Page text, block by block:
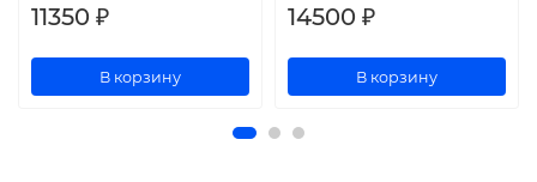
11350 ₽
В корзину
14500 ₽
В корзину